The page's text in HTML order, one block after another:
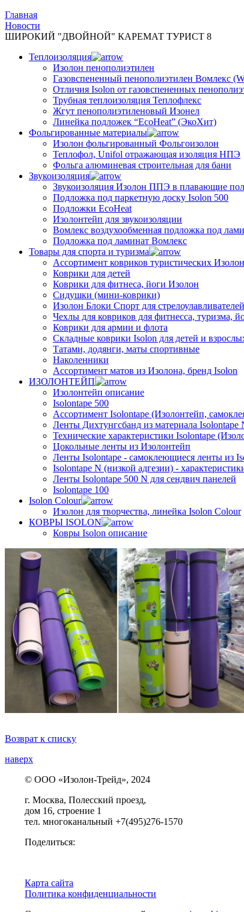
Главная
Новости
ШИРОКИЙ "ДВОЙНОЙ" КАРЕМАТ ТУРИСТ 8
Теплоизоляция
Изолон пенополиэтилен
Газовспененный пенополиэтилен Вомлекс
Отличия Isolon от газовспененных
Трубная теплоизоляция Теплофлекс
Жгут пенополиэтиленовый Изонел
Линейка подложек “EcoHeat” (ЭкоХит)
Фольгированные материалы
Изолон фольгированный Фольгоизолон
Теплофол, Unifol отражающая изоляция НПЭ
Фольга алюминевая строительная для бани
Звукоизоляция
Звукоизоляция Изолон ППЭ в плавающие
Подложка под паркетную доску Isolon 500
Подложки EcoHeat
Изолонтейп для звукоизоляции
Вомлекс воздухообменная подложка под
Подложка под ламинат Вомлекс
Товары для спорта и туризма
Ассортимент ковриков туристических Изолон
Коврики для детей
Коврики для фитнеса, йоги Изолон
Сидушки (мини-коврики)
Изолон Блоки Спорт для стрелоулавливателей
Чехлы для ковриков для фитнесса, туризма,
Коврики для армии и флота
Складные коврики Isolon для детей и
Татами, додянги, маты спортивные
Наколенники
Ассортимент матов из Изолона, бренд Isolon
ИЗОЛОНТЕЙП
Изолонтейп описание
Isolontape 500
Ассортимент Isolontape (Изолонтейп,
Ленты Дихтунгсбанд из материала
Технические характеристики Isolontape
Цокольные ленты из Изолонтейп
Ленты Isolontape - самоклеющиеся ленты из
Isolontape N (низкой адгезии) -
Ленты Isolontape 500 N для сендвич панелей
Isolontape 100
Isolon Colour
Изолон для творчества, линейка Isolon Colour
КОВРЫ ISOLON
Ковры Isolon описание
Возврат к списку
наверх
© ООО «Изолон-Трейд», 2024
г. Москва, Полесский проезд,
дом 16, строение 1
тел. многоканальный +7(495)276-1570
Поделиться:
Карта сайта
Политика конфиденциальности